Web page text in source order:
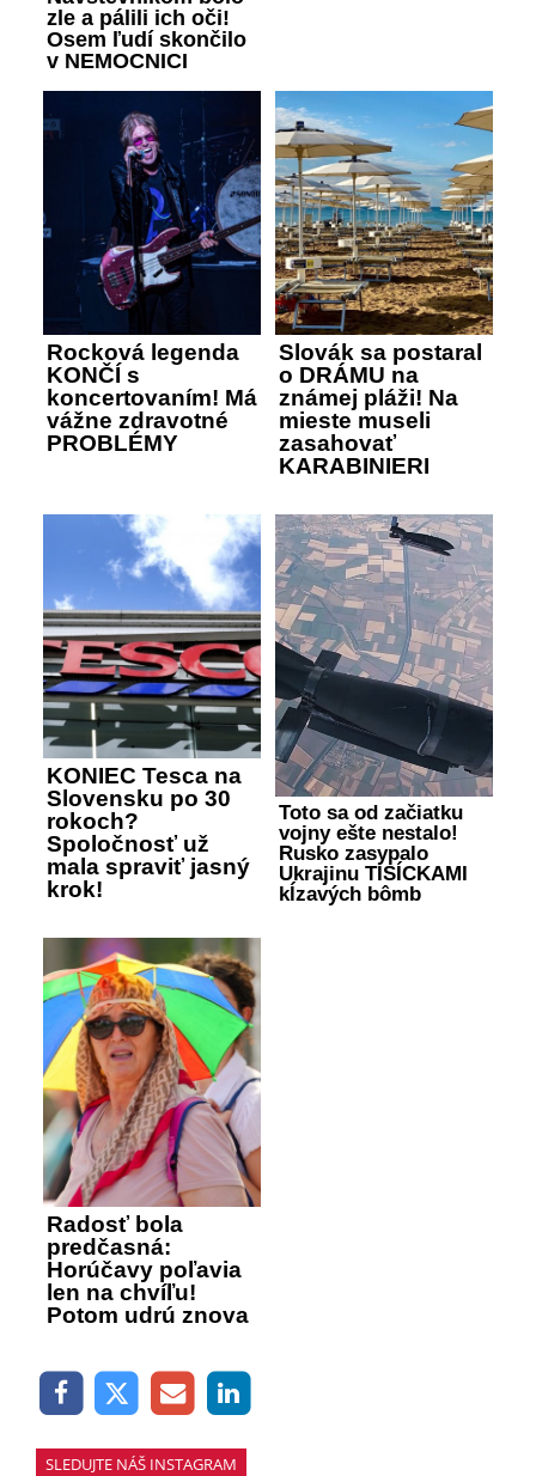
zle a pálili ich oči!
Osem ľudí skončilo
v NEMOCNICI
Rocková legenda
KONČÍ s
koncertovaním! Má
vážne zdravotné
PROBLÉMY
Slovák sa postaral
o DRÁMU na
známej pláži! Na
mieste museli
zasahovať
KARABINIERI
KONIEC Tesca na
Slovensku po 30
rokoch?
Spoločnosť už
mala spraviť jasný
krok!
Toto sa od začiatku
vojny ešte nestalo!
Rusko zasypalo
Ukrajinu TISÍCKAMI
kĺzavých bômb
Radosť bola
predčasná:
Horúčavy poľavia
len na chvíľu!
Potom udrú znova
SLEDUJTE NÁŠ INSTAGRAM